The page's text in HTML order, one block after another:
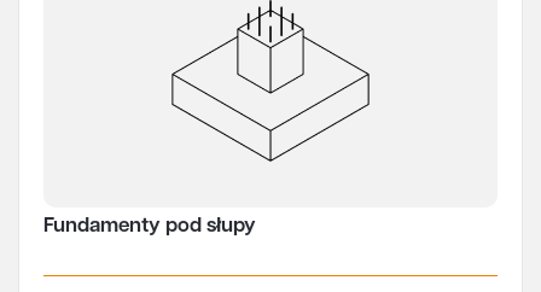
Fundamenty pod słupy